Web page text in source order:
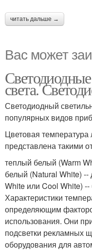
читать дальше →
Вас может
света.
Светодиодный
популярных видов
Цветовая
представлена такими
теплый белый (Warm
белый (Natural White)
White или Cool White)
Характеристики
определяющим
использования. Они
подсветки рекламных
оборудования для